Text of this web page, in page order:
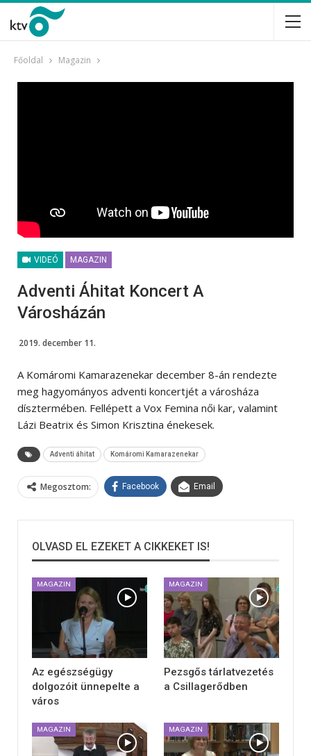
Főoldal Magazin
VIDEÓ MAGAZIN
Adventi Áhitat Koncert A
Városházán
2019. december 11.
A Komáromi Kamarazenekar december 8-án rendezte
meg hagyományos adventi koncertjét a városháza
dísztermében. Fellépett a Vox Femina női kar, valamint
Lázi Beatrix és Simon Krisztina énekesek.
Adventi áhitat Komáromi Kamarazenekar
Megosztom: Facebook Email
OLVASD EL EZEKET A CIKKEKET IS!
MAGAZIN
Az egészségügy
dolgozóit ünnepelte a
város
MAGAZIN
Pezsgős tárlatvezetés
a Csillagerődben
MAGAZIN MAGAZIN